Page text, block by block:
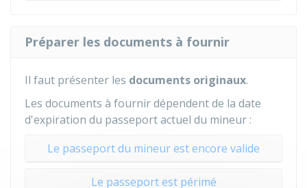
Préparer les documents à fournir
Il faut présenter les documents originaux.
Les documents à fournir dépendent de la date
d'expiration du passeport actuel du mineur :
Le passeport du mineur est encore valide
Le passeport est périmé